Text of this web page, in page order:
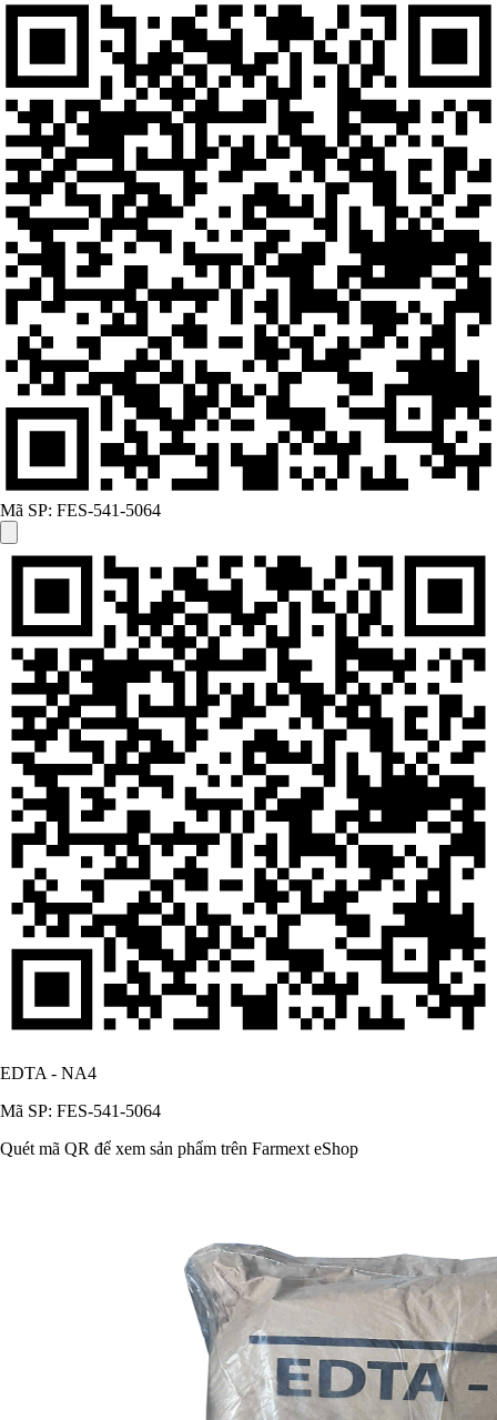
Mã SP: FES-541-5064
EDTA - NA4
Mã SP: FES-541-5064
Quét mã QR để xem sản phẩm trên Farmext eShop